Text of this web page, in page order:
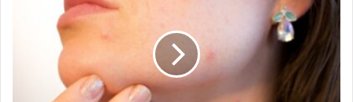
Sivilceler
Geliyor?